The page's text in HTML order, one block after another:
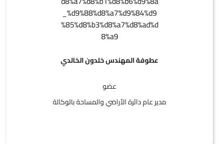
عطوفة المهندس خلدون الخالدي
عضو
مدير عام دائرة الأراضي والمساحة بالوكالة